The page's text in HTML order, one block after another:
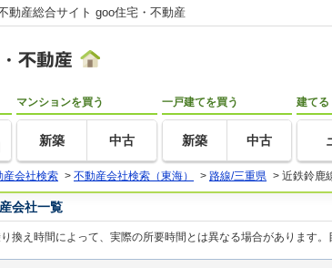
動産総合サイト goo住宅・不動産
マンションを買う
新築 中古
一戸建てを買う
新築 中古
建てる
産会社検索 > 不動産会社検索（東海） > 路線/三重県 > 近鉄鈴鹿
会社一覧
換え時間によって、実際の所要時間とは異なる場合があります。